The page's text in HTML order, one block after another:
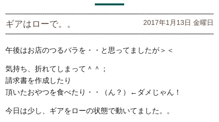
ギアはローで。。 2017年1月13日 金曜日
午後はお店のつるバラを・・と思ってましたが＞＜
気持ち、折れてしまって＾＾；
請求書を作成したり
頂いたおやつを食べたり・・（ん？）←ダメじゃん！
今日は少し、ギアをローの状態で動いてました。。